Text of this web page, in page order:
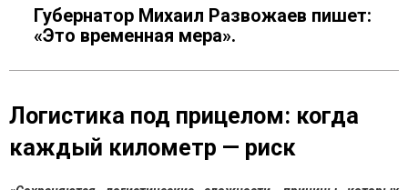
Губернатор Михаил Развожаев пишет:
«Это временная мера».
Логистика под прицелом: когда
каждый километр — риск